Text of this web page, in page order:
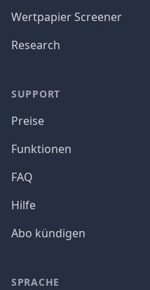
Wertpapier Screener
Research
SUPPORT
Preise
Funktionen
FAQ
Hilfe
Abo kündigen
SPRACHE